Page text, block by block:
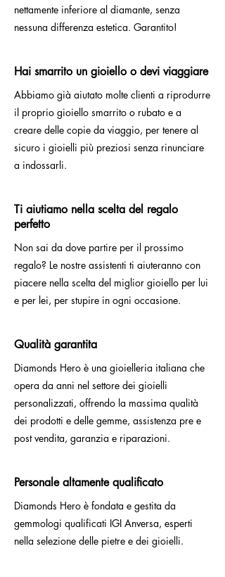
nettamente inferiore al diamante, senza
nessuna differenza estetica. Garantito!
Hai smarrito un gioiello o devi viaggiare
Abbiamo già aiutato molte clienti a riprodurre
il proprio gioiello smarrito o rubato e a
creare delle copie da viaggio, per tenere al
sicuro i gioielli più preziosi senza rinunciare
a indossarli.
Ti aiutiamo nella scelta del regalo
perfetto
Non sai da dove partire per il prossimo
regalo? Le nostre assistenti ti aiuteranno con
piacere nella scelta del miglior gioiello per lui
e per lei, per stupire in ogni occasione.
Qualità garantita
Diamonds Hero è una gioielleria italiana che
opera da anni nel settore dei gioielli
personalizzati, offrendo la massima qualità
dei prodotti e delle gemme, assistenza pre e
post vendita, garanzia e riparazioni.
Personale altamente qualificato
Diamonds Hero è fondata e gestita da
gemmologi qualificati IGI Anversa, esperti
nella selezione delle pietre e dei gioielli.